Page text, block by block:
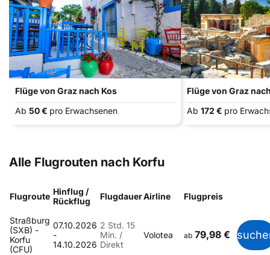
Flüge von Graz nach Kos
Ab 50 € pro Erwachsenen
Flüge von Graz
Ab 172 € pro
Alle Flugrouten nach Korfu
Flugroute Hinflug /
Rückflug
FlugdauerAirline Flugpreis
Straßburg
(SXB) -
Korfu
(CFU)
07.10.2026
-
14.10.2026
2 Std. 15
Min. /
Direkt
Volotea ab 79,98 €